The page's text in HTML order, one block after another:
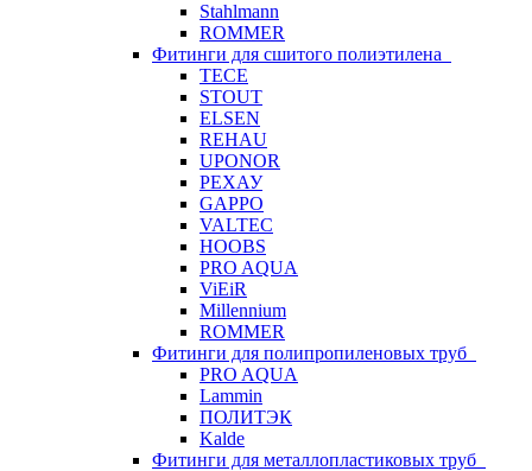
Stahlmann
ROMMER
Фитинги для сшитого полиэтилена
TECE
STOUT
ELSEN
REHAU
UPONOR
РЕХАУ
GAPPO
VALTEC
HOOBS
PRO AQUA
ViEiR
Millennium
ROMMER
Фитинги для полипропиленовых труб
PRO AQUA
Lammin
ПОЛИТЭК
Kalde
Фитинги для металлопластиковых труб